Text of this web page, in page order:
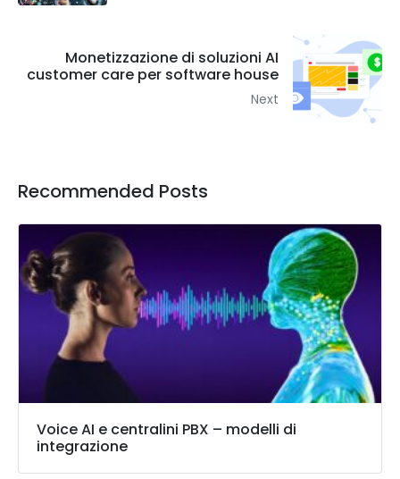
Monetizzazione di soluzioni AI
customer care per software house
Next
Recommended Posts
Voice AI e centralini PBX – modelli di
integrazione